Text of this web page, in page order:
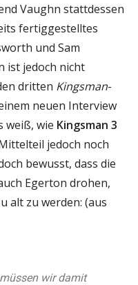
Vaughn stattdessen
fertiggestelltes
und Sam
ist jedoch nicht
dritten Kingsman-
neuen Interview
weiß, wie Kingsman 3
jedoch noch
bewusst, dass die
Egerton drohen,
alt zu werden: (aus
wir damit